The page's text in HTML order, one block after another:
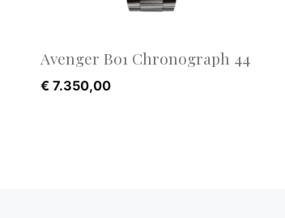
Avenger B01 Chronograph 44
€ 7.350,00